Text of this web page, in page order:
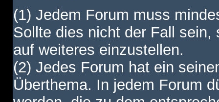
(1) Jedem Forum muss
Sollte dies nicht der Fall
auf weiteres einzustellen.
(2) Jedes Forum hat ein
Überthema. In jedem Forum